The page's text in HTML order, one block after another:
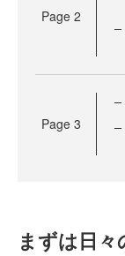
Page 2
Page 3
まずは日